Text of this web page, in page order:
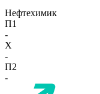
Нефтехимик
П1
-
X
-
П2
-